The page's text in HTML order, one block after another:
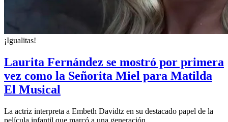
¡Igualitas!
Laurita Fernández se mostró por primera
vez como la Señorita Miel para Matilda
El Musical
La actriz interpreta a Embeth Davidtz en su destacado papel de la
película infantil que marcó a una generación.